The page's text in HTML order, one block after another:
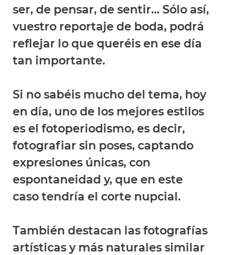
ser, de pensar, de sentir… Sólo así,
vuestro reportaje de boda, podrá
reflejar lo que queréis en ese día
tan importante.
Si no sabéis mucho del tema, hoy
en día, uno de los mejores estilos
es el fotoperiodismo, es decir,
fotografiar sin poses, captando
expresiones únicas, con
espontaneidad y, que en este
caso tendría el corte nupcial.
También destacan las fotografías
artísticas y más naturales similar